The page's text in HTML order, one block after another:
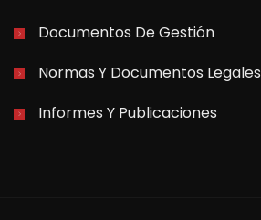
Documentos De Gestión
Normas Y Documentos Legales
Informes Y Publicaciones